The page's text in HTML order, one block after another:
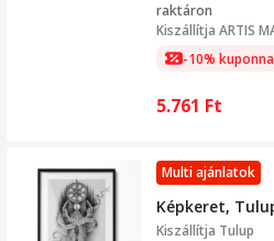
raktáron
Kiszállítja ARTIS
-10%
5.761 Ft
Multi ajánlatok
Képkeret,
Kiszállítja Tulup